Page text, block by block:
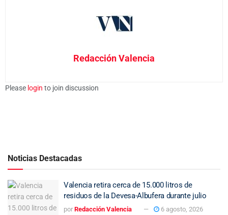
Redacción Valencia
Please login to join discussion
Noticias Destacadas
Valencia retira cerca de 15.000 litros de
residuos de la Devesa-Albufera durante julio
por Redacción Valencia 6 agosto, 2026